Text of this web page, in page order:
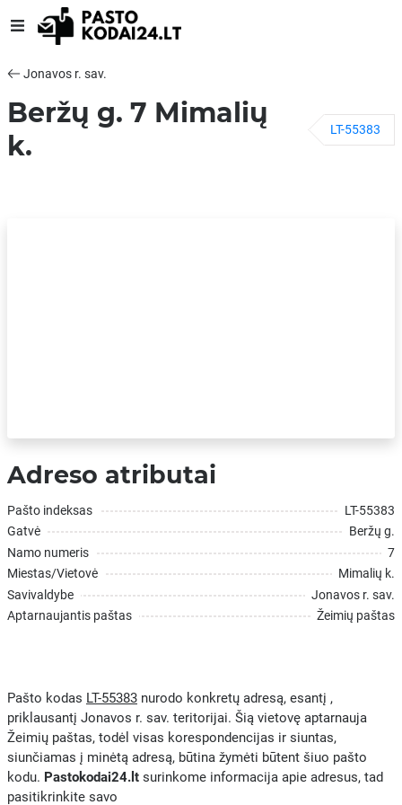
Jonavos r. sav.
Beržų g. 7 Mimalių
k.
LT-55383
Adreso atributai
Pašto indeksas
LT-55383
Gatvė
Beržų g.
Namo numeris
7
Miestas/Vietovė
Mimalių k.
Savivaldybe
Jonavos r. sav.
Aptarnaujantis paštas
Žeimių paštas
Pašto kodas LT-55383 nurodo konkretų adresą, esantį ,
priklausantį Jonavos r. sav. teritorijai. Šią vietovę aptarnauja
Žeimių paštas, todėl visas korespondencijas ir siuntas,
siunčiamas į minėtą adresą, būtina žymėti būtent šiuo pašto
kodu. Pastokodai24.lt surinkome informacija apie adresus, tad
pasitikrinkite savo